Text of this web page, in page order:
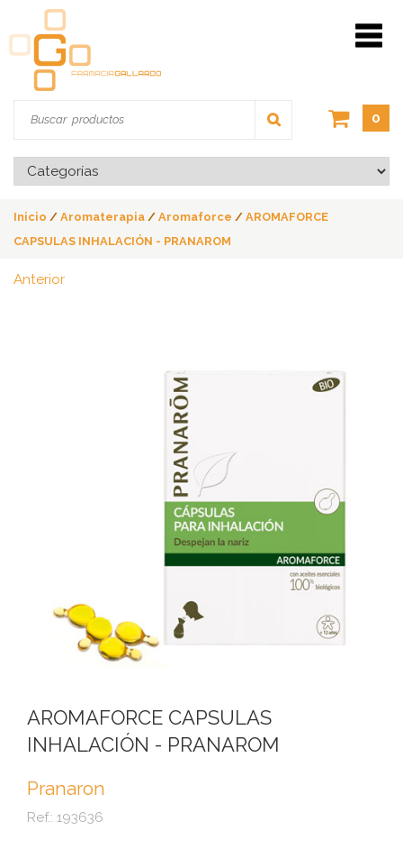
0
Inicio / Aromaterapia / Aromaforce / AROMAFORCE
CAPSULAS INHALACIÓN - PRANAROM
Anterior
AROMAFORCE CAPSULAS
INHALACIÓN - PRANAROM
Pranaron
Ref.: 193636